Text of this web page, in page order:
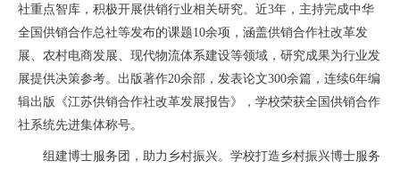
社重点智库，积极开展供销行业相关研究。近3年，主持完成中华
全国供销合作总社等发布的课题10余项，涵盖供销合作社改革发
展、农村电商发展、现代物流体系建设等领域，研究成果为行业发
展提供决策参考。出版著作20余部，发表论文300余篇，连续6年编
辑出版《江苏供销合作社改革发展报告》，学校荣获全国供销合作
社系统先进集体称号。
组建博士服务团，助力乡村振兴。学校打造乡村振兴博士服务